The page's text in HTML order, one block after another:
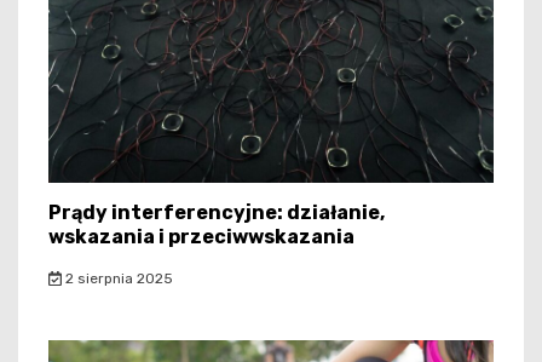
Prądy interferencyjne: działanie,
wskazania i przeciwwskazania
2 sierpnia 2025